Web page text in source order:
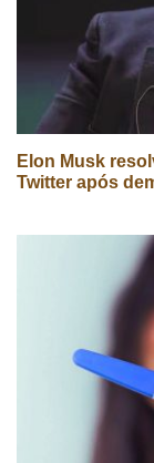
Elon Musk
Twitter após